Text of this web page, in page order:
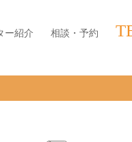
ー紹介 相談・予約